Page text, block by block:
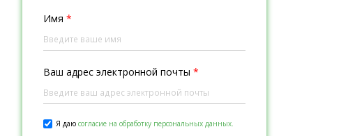
Имя *
Ваш адрес электронной почты *
Я даю согласие на обработку персональных данных.